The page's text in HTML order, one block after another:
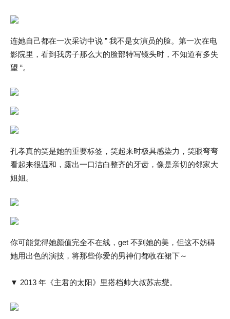
连她自己都在一次采访中说 ” 我不是女演员的脸。第一次在电
影院里，看到我房子那么大的脸部特写镜头时，不知道有多失
望 “。
孔孝真的笑是她的重要标签，笑起来时极具感染力，笑眼弯弯
看起来很温和，露出一口洁白整齐的牙齿，像是亲切的邻家大
姐姐。
你可能觉得她颜值完全不在线，get 不到她的美，但这不妨碍
她用出色的演技，将那些你爱的男神们都收在裙下～
▼ 2013 年《主君的太阳》里搭档帅大叔苏志燮。